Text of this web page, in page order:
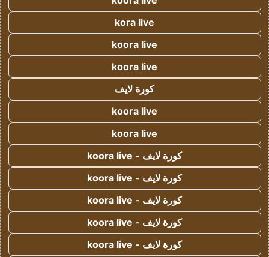
kora live
koora live
koora live
كورة لايف
koora live
koora live
كورة لايف - koora live
كورة لايف - koora live
كورة لايف - koora live
كورة لايف - koora live
كورة لايف - koora live